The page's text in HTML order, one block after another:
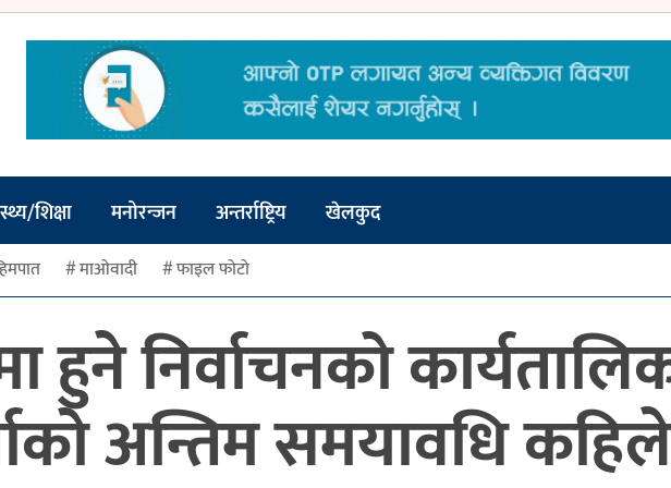
शिक्षा मनोरन्जन अन्तर्राष्ट्रिय
खेलकुद
माओवादी फाइल फोटो
निर्वाचनको
अन्तिम समयावधि